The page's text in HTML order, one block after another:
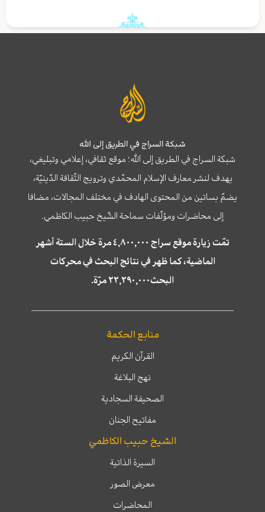
شبكة السراج في الطريق إلى الله
شبكة السراج في الطريق إلى الله؛ موقع ثقافي، إعلامي وتبليغي،
يهدف لنشر معارف الإسلام المحمّدي وترويج الثّقافة الدّينيّة،
يضمّ بساتين من المحتوى الهادف في مختلف المجالات، مضافا
إلى محاضرات ومؤلّفات سماحة الشّيخ حبيب الكاظمي.
تمّت زيارة موقع سراج ٤,٨٠٠,٠٠٠ مرة خلال الستة أشهر
الماضية، كما ظهر في نتائج البحث في محركات
البحث٢٢,٢٩٠,٠٠٠ مرّة.
منابع الحكمة
القرآن الكريم
نهج البلاغة
الصحيفة السجادية
مفاتيح الجنان
الشيخ حبيب الكاظمي
السيرة الذاتية
معرض الصور
المحاضرات